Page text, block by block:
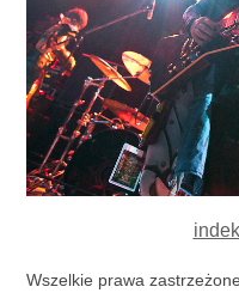
Wszelkie prawa